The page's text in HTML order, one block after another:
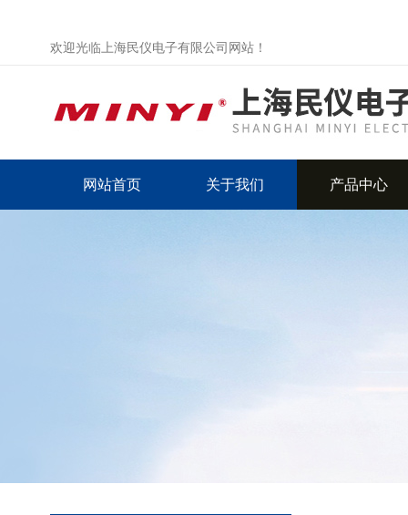
欢迎光临上海民仪电子有限公司网站！
网站首页 关于我们 产品中心